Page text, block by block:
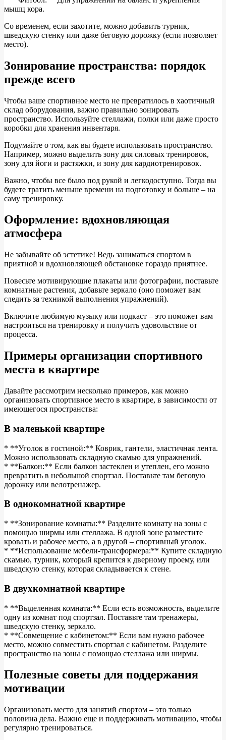
мышц кора.
Со временем, если захотите, можно добавить турник,
шведскую стенку или даже беговую дорожку (если позволяет
место).
Зонирование пространства: порядок
прежде всего
Чтобы ваше спортивное место не превратилось в хаотичный
склад оборудования, важно правильно зонировать
пространство. Используйте стеллажи, полки или даже просто
коробки для хранения инвентаря.
Подумайте о том, как вы будете использовать пространство.
Например, можно выделить зону для силовых тренировок,
зону для йоги и растяжки, и зону для кардиотренировок.
Важно, чтобы все было под рукой и легкодоступно. Тогда вы
будете тратить меньше времени на подготовку и больше – на
саму тренировку.
Оформление: вдохновляющая
атмосфера
Не забывайте об эстетике! Ведь заниматься спортом в
приятной и вдохновляющей обстановке гораздо приятнее.
Повесьте мотивирующие плакаты или фотографии, поставьте
комнатные растения, добавьте зеркало (оно поможет вам
следить за техникой выполнения упражнений).
Включите любимую музыку или подкаст – это поможет вам
настроиться на тренировку и получить удовольствие от
процесса.
Примеры организации спортивного
места в квартире
Давайте рассмотрим несколько примеров, как можно
организовать спортивное место в квартире, в зависимости от
имеющегося пространства:
В маленькой квартире
* **Уголок в гостиной:** Коврик, гантели, эластичная лента.
Можно использовать складную скамью для упражнений.
* **Балкон:** Если балкон застеклен и утеплен, его можно
превратить в небольшой спортзал. Поставьте там беговую
дорожку или велотренажер.
В однокомнатной квартире
* **Зонирование комнаты:** Разделите комнату на зоны с
помощью ширмы или стеллажа. В одной зоне разместите
кровать и рабочее место, а в другой – спортивный уголок.
* **Использование мебели-трансформера:** Купите складную
скамью, турник, который крепится к дверному проему, или
шведскую стенку, которая складывается к стене.
В двухкомнатной квартире
* **Выделенная комната:** Если есть возможность, выделите
одну из комнат под спортзал. Поставьте там тренажеры,
шведскую стенку, зеркало.
* **Совмещение с кабинетом:** Если вам нужно рабочее
место, можно совместить спортзал с кабинетом. Разделите
пространство на зоны с помощью стеллажа или ширмы.
Полезные советы для поддержания
мотивации
Организовать место для занятий спортом – это только
половина дела. Важно еще и поддерживать мотивацию, чтобы
регулярно тренироваться.